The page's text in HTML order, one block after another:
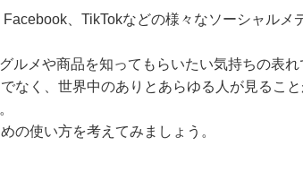
、TikTokなどの様々なソーシャルメ
ルメや商品を知ってもらいたい気持ちの表れ
なく、世界中のありとあらゆる人が見るこ
の使い方を考えてみましょう。